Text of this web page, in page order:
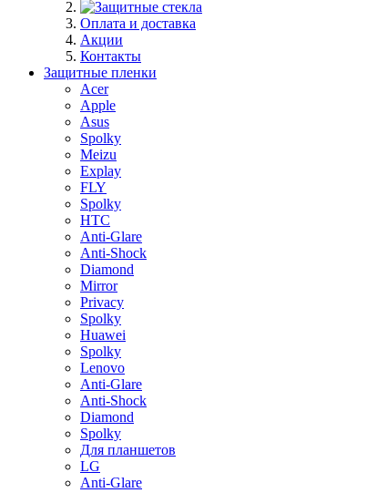
Оплата и доставка
Акции
Контакты
Защитные пленки
Acer
Apple
Asus
Spolky
Meizu
Explay
FLY
Spolky
HTC
Anti-Glare
Anti-Shock
Diamond
Mirror
Privacy
Spolky
Huawei
Spolky
Lenovo
Anti-Glare
Anti-Shock
Diamond
Spolky
Для планшетов
LG
Anti-Glare